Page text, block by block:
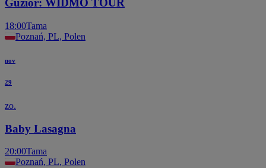
Guzior: WIDMO TOUR
18:00Tama
Poznań, PL, Polen
nov
29
zo.
Baby Lasagna
20:00Tama
Poznań, PL, Polen